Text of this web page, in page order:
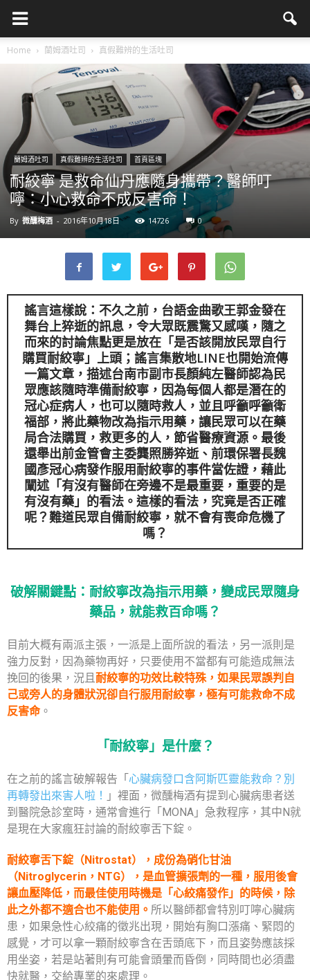
Home 蘭姆酒吐司 真假難辨的生活吐司
蘭姆酒吐司 真假難辨的生活吐司 首頁區塊
耐絞寧 是救命仙丹應隨身攜帶？醫師叮
嚀：小心救命不成反害命！
By 微醺梅酒 - 2016年10月18日 14726 0
謠言這樣說：不久之前，台語金曲歌王郭金發在
舞台上猝逝的訊息，令大眾既震驚又感嘆，隨之
而來的討論焦點更是放在「是否該開放民眾自行
購買耐絞寧」上頭；謠言集散地LINE也開始流傳
一篇文章，描述台南市副市長顏純左醫師認為民
眾應該隨時準備耐絞寧，因為每個人都是潛在的
冠心症病人，也可以隨時救人，並且呼籲呼籲衛
福部，將此藥物改為指示用藥，讓民眾可以在藥
局合法購買，救更多的人，節省醫療資源。最後
還舉出前金管會主委龔照勝猝逝、前環保署長魏
國彥冠心病發作服用耐絞寧的事件當佐證，藉此
闡述「有沒有醫師在旁邊不是最重要，重要的是
有沒有藥」的看法。這樣的看法，究竟是否正確
呢？難道民眾自備耐絞寧，就不會有喪命危機了
嗎？
破解關鍵點：耐絞寧改為指示用藥，變成民眾隨身
藥品，就能救百命嗎？
目前大概有兩派主張，一派是上面所說的看法，另一派則是
強力反對，因為藥物再好，只要使用不當都有可能造成無法
挽回的後果，況且 耐絞寧的功效比較特殊，如果民眾誤判自
己或旁人的身體狀況卻自行服用耐絞寧，極有可能救命不成
反害命 。
「耐絞寧」是什麼？
在之前的謠言破解報告「 心臟病發口含阿斯匹靈能救命？別
再轉發出來害人啦！ 」裡面，微醺梅酒有提到心臟病患者送
到醫院急診室時，通常會進行「MONA」急救程序，其中N就
是現在大家瘋狂討論的耐絞寧舌下錠。
耐絞寧舌下錠（Nitrostat），成份為硝化甘油
（Nitroglycerin，NTG），是血管擴張劑的一種，服用後會
讓血壓降低，而最佳使用時機是「心絞痛發作」的時候，除
此之外都不適合也不能使用。 所以醫師都會特別叮嚀心臟病
患，如果急性心絞痛的徵兆出現，開始有胸口漲痛、緊悶的
感覺，才可以拿一顆耐絞寧含在舌頭底下，而且姿勢應該採
用坐姿，若是站著則有可能會頭暈而昏倒，同時間也必須盡
快就醫，交給專業的來處理。